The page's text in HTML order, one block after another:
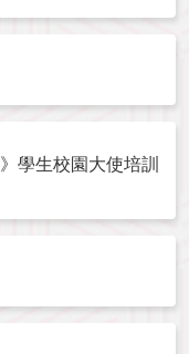
學生校園大使培訓